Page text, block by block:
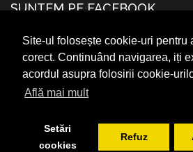
Site-ul folosește cookie-uri pentru
corect. Continuând navigarea, iți
acordul asupra folosirii cookie-
Află mai mult
Setări
cookies
Refuz
SUNTEM PE FACEBOOK